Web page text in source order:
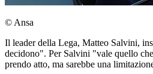
© Ansa
Il leader della Lega, Matteo Salvini,
decidono". Per Salvini "vale quello
prendo atto, ma sarebbe una